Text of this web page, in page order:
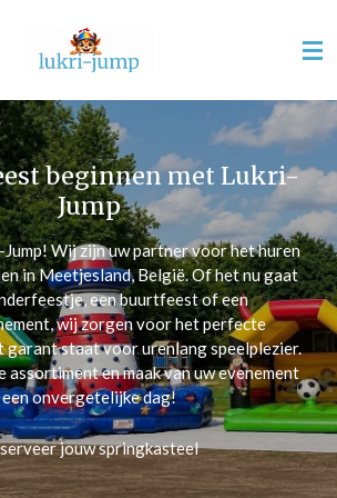
beginnen met Lukri-
Jump
Wij zijn uw partner voor het huren
in Meetjesland, België. Of het nu gaat
een buurtfeest of een
wij zorgen voor het perfecte
garant staat voor urenlang speelplezier.
assortiment en maak van uw evenement
een onvergetelijke dag!
jouw springkasteel